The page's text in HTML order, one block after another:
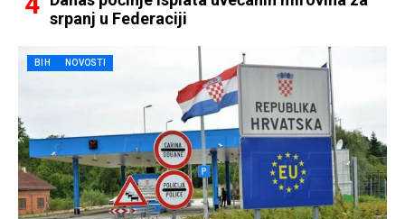
srpanj u Federaciji
BIH NOVOSTI